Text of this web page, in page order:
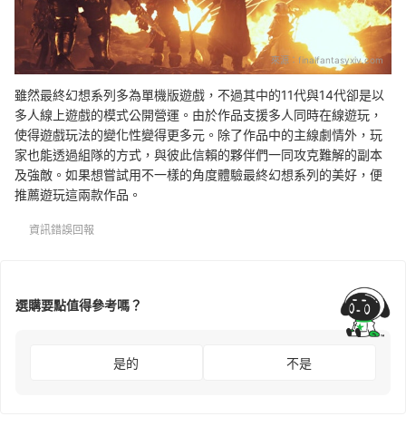
來源： finalfantasyxiv.com
雖然最終幻想系列多為單機版遊戲，不過其中的11代與14代卻是以
多人線上遊戲的模式公開營運。由於作品支援多人同時在線遊玩，
使得遊戲玩法的變化性變得更多元。除了作品中的主線劇情外，玩
家也能透過組隊的方式，與彼此信賴的夥伴們一同攻克難解的副本
及強敵。如果想嘗試用不一樣的角度體驗最終幻想系列的美好，便
推薦遊玩這兩款作品。
資訊錯誤回報
選購要點值得參考嗎？
是的 不是